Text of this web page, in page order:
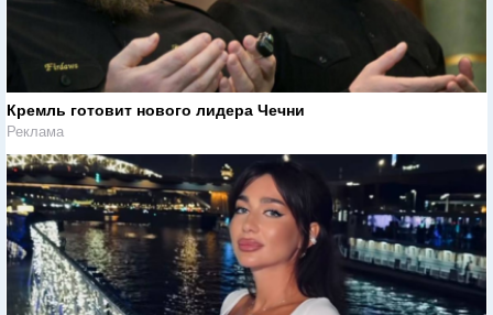
Кремль готовит нового лидера Чечни
Реклама